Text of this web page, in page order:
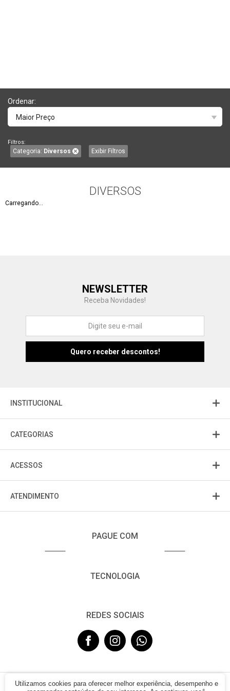
Ordenar:
Maior Preço
Filtros:
Categoria: Diversos Exibir Filtros
DIVERSOS
Carregando...
NEWSLETTER
Receba Novidades!
INSTITUCIONAL
CATEGORIAS
ACESSOS
ATENDIMENTO
PAGUE COM
TECNOLOGIA
REDES SOCIAIS
Fu Fujisom
Utilizamos cookies para oferecer melhor experiência, desempenho e